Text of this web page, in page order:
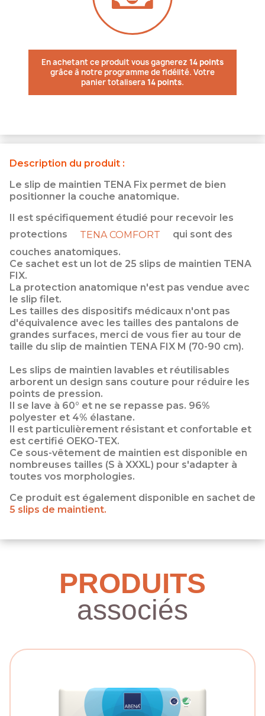
En achetant ce produit vous gagnerez 14 points
grâce à notre programme de fidélité. Votre
panier totalisera 14 points.
Description du produit :
Le slip de maintien TENA Fix permet de bien
positionner la couche anatomique.
Il est spécifiquement étudié pour recevoir les
protections
TENA COMFORT
qui sont des
couches anatomiques.
Ce sachet est un lot de 25 slips de maintien TENA
FIX.
La protection anatomique n'est pas vendue avec
le slip filet.
Les tailles des dispositifs médicaux n'ont pas
d'équivalence avec les tailles des pantalons de
grandes surfaces, merci de vous fier au tour de
taille du slip de maintien TENA FIX M (70-90 cm).
Les slips de maintien lavables et réutilisables
arborent un design sans couture pour réduire les
points de pression.
Il se lave à 60° et ne se repasse pas. 96%
polyester et 4% élastane.
Il est particulièrement résistant et confortable et
est certifié OEKO-TEX.
Ce sous-vêtement de maintien est disponible en
nombreuses tailles (S à XXXL) pour s'adapter à
toutes vos morphologies.
Ce produit est également disponible en sachet de
5 slips de maintient.
PRODUITS
associés